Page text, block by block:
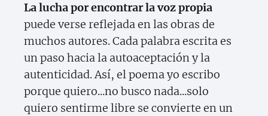
La lucha por encontrar la voz propia
puede verse reflejada en las obras de
muchos autores. Cada palabra escrita es
un paso hacia la autoaceptación y la
autenticidad. Así, el poema yo escribo
porque quiero...no busco nada...solo
quiero sentirme libre se convierte en un